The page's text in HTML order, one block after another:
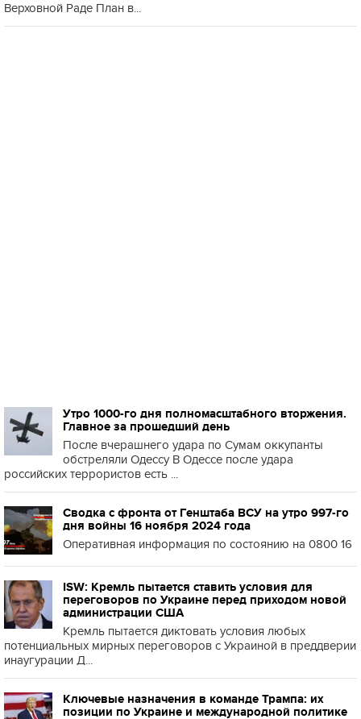
Верховной Раде План в...
Утро 1000-го дня полномасштабного вторжения.
Главное за прошедший день
После вчерашнего удара по Сумам оккупанты
обстреляли Одессу В Одессе после удара
российских террористов есть ...
Сводка с фронта от Генштаба ВСУ на утро 997-го
дня войны 16 ноября 2024 года
Оперативная информация по состоянию на 0800 16
ISW: Кремль пытается ставить условия для
переговоров по Украине перед приходом новой
администрации США
Кремль пытается диктовать условия любых
потенциальных мирных переговоров с Украиной в преддверии
инаугурации Д...
Ключевые назначения в команде Трампа: их
позиции по Украине и международной политике